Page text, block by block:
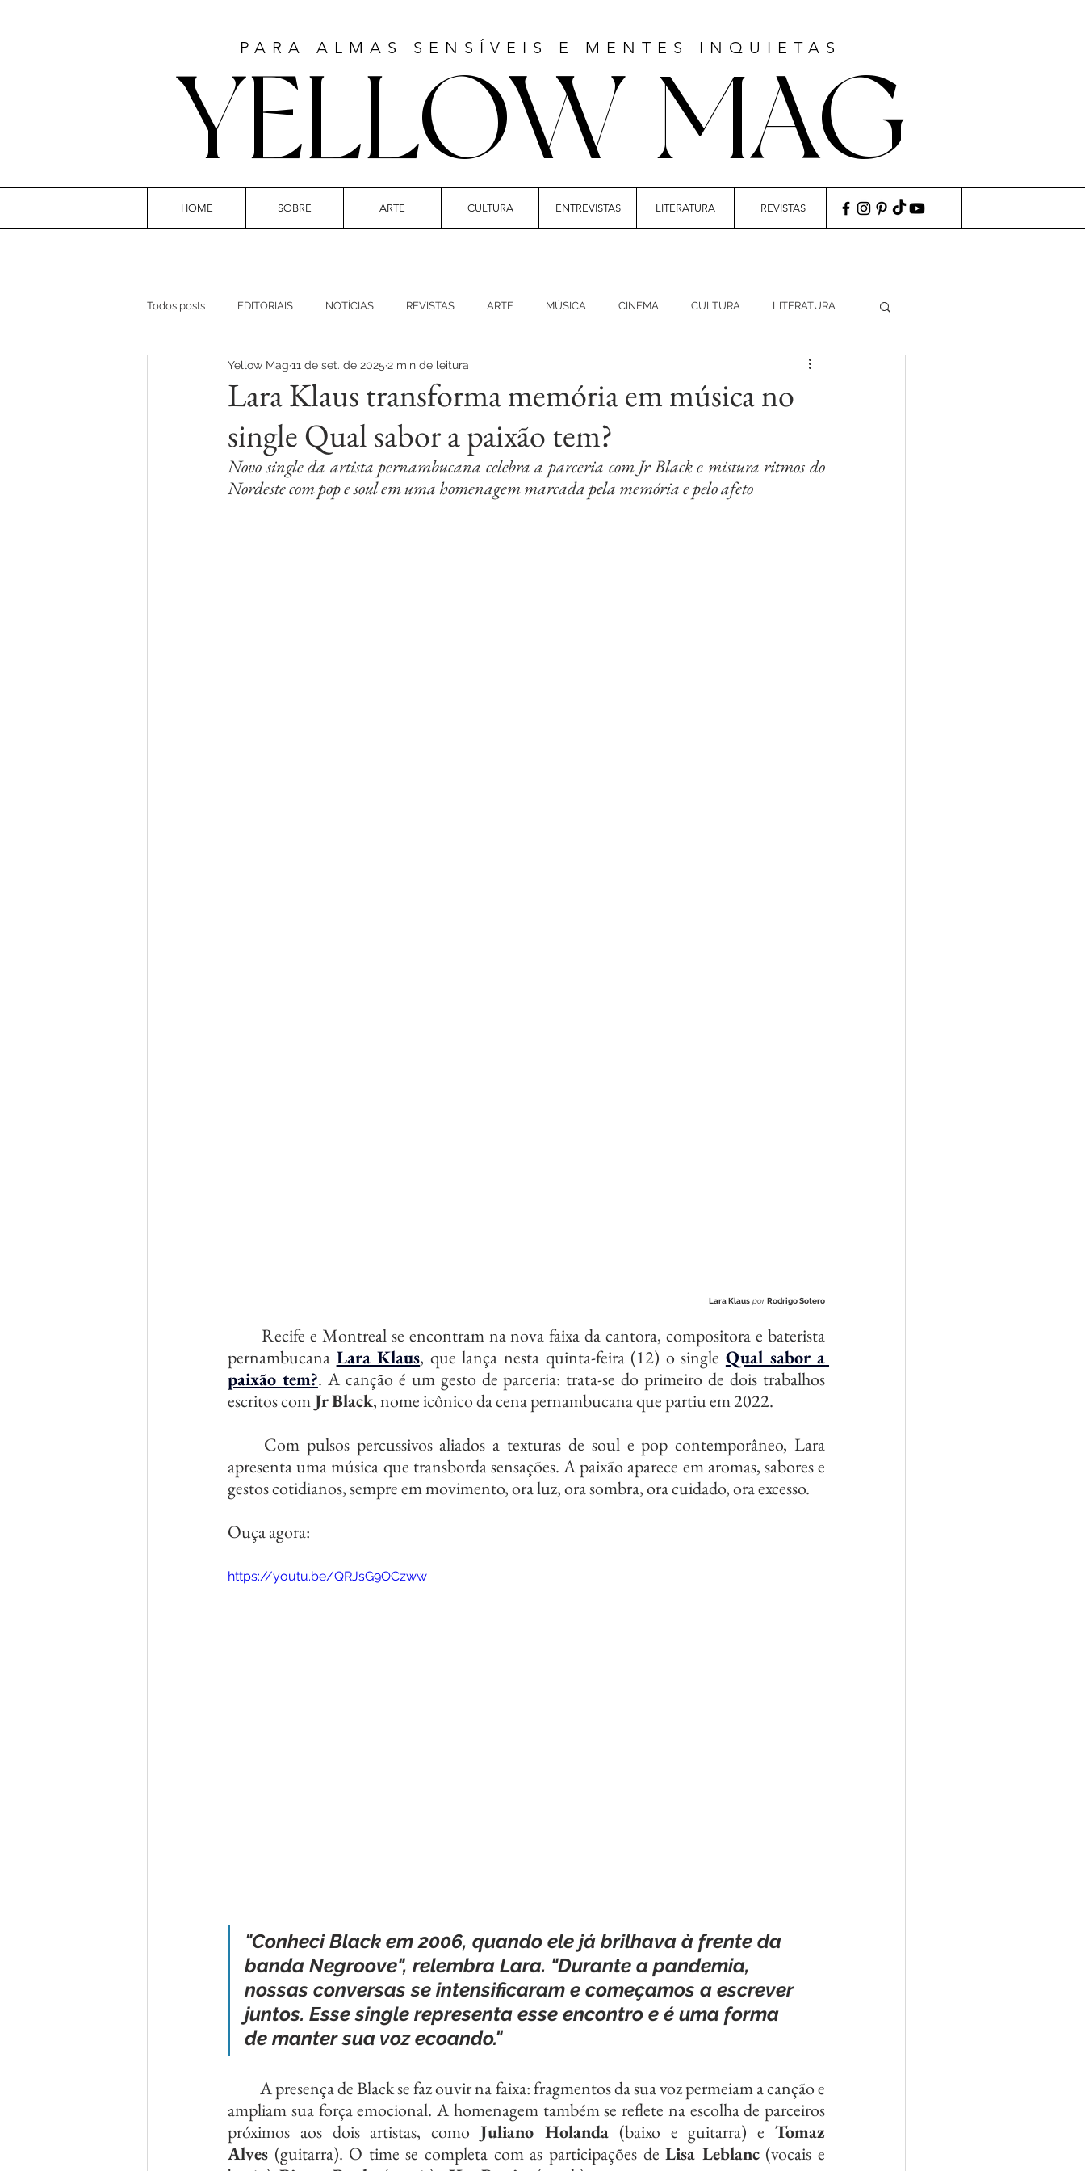
PARA ALMAS SENSÍVEIS E MENTES INQUIETAS
YELLOW MAG
HOME SOBRE ARTE CULTURA ENTREVISTAS LITERATURA REVISTAS
Todos posts EDITORIAIS NOTÍCIAS REVISTAS ARTE MÚSICA CINEMA CULTURA LITERATURA
TV
Lara Klaus transforma memória em música no
single Qual sabor a paixão tem?
Yellow Mag 11 de set. de 2025 2 min de leitura
Novo single da artista pernambucana celebra a parceria com Jr Black e mistura ritmos do
Nordeste com pop e soul em uma homenagem marcada pela memória e pelo afeto
Lara Klaus por Rodrigo Sotero
pernambucana Lara Klaus, que lança nesta quinta-feira (12) o single Qual sabor a
paixão tem?. A canção é um gesto de parceria: trata-se do primeiro de dois trabalhos
escritos com Jr Black, nome icônico da cena pernambucana que partiu em 2022.
apresenta uma música que transborda sensações. A paixão aparece em aromas, sabores e
gestos cotidianos, sempre em movimento, ora luz, ora sombra, ora cuidado, ora excesso.
Ouça agora:
https://youtu.be/QRJsG9OCzww
"Conheci Black em 2006, quando ele já brilhava à frente da
banda Negroove", relembra Lara. "Durante a pandemia,
nossas conversas se intensificaram e começamos a escrever
juntos. Esse single representa esse encontro e é uma forma
de manter sua voz ecoando."
	A presença de Black se faz ouvir na faixa: fragmentos da sua voz permeiam a canção e
ampliam sua força emocional. A homenagem também se reflete na escolha de parceiros
próximos aos dois artistas, como Juliano Holanda (baixo e guitarra) e Tomaz
Alves (guitarra). O time se completa com as participações de Lisa Leblanc (vocais e